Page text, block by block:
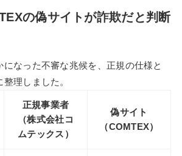
の偽サイトが詐欺だと判断
なった不審な兆候を、正規の仕様と
理しました。
正規事業者
（株式会社コ
ムテックス）
偽サイト
（COMTEX）